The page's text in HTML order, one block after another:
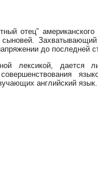
отец”
до последней
лексикой, дается
английский язык.